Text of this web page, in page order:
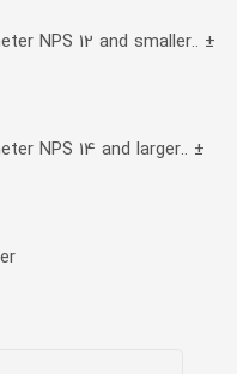
NPS 12 and smaller.. ±
NPS 14 and larger.. ±